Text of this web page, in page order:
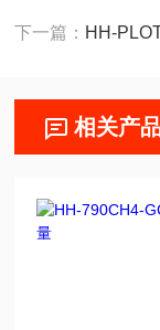
下一篇： HH-PLOT
相关产